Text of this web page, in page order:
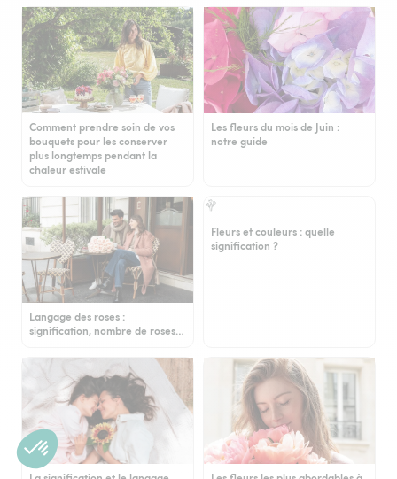
Comment prendre soin de vos
bouquets pour les conserver
plus longtemps pendant la
chaleur estivale
Les fleurs du mois de Juin :
notre guide
Langage des roses :
signification, nombre de roses…
Fleurs et couleurs : quelle
signification ?